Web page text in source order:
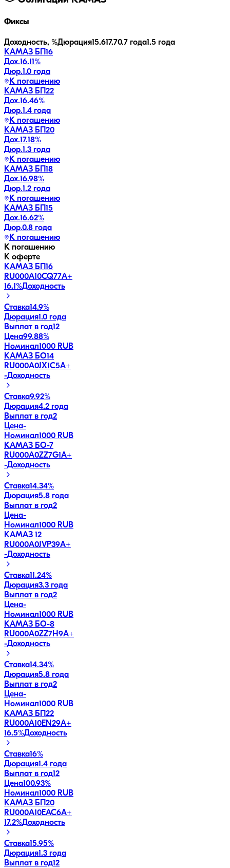
Фиксы
Доходность, %Дюрация15.617.70.7 года1.5 года
КАМАЗ БП16
Дох.16.11%
Дюр.1.0 года
К погашению
КАМАЗ БП22
Дох.16.46%
Дюр.1.4 года
К погашению
КАМАЗ БП20
Дох.17.18%
Дюр.1.3 года
К погашению
КАМАЗ БП18
Дох.16.98%
Дюр.1.2 года
К погашению
КАМАЗ БП15
Дох.16.62%
Дюр.0.8 года
К погашению
К погашению
К оферте
КАМАЗ БП16
RU000A10CQ77A+
16.1%Доходность
Ставка14.9%
Дюрация1.0 года
Выплат в год12
Цена99.88%
Номинал1000 RUB
КАМАЗ БО14
RU000A0JX1C5A+
-Доходность
Ставка9.92%
Дюрация4.2 года
Выплат в год2
Цена-
Номинал1000 RUB
КАМАЗ БО-7
RU000A0ZZ7G1A+
-Доходность
Ставка14.34%
Дюрация5.8 года
Выплат в год2
Цена-
Номинал1000 RUB
КАМАЗ 12
RU000A0JVP39A+
-Доходность
Ставка11.24%
Дюрация3.3 года
Выплат в год2
Цена-
Номинал1000 RUB
КАМАЗ БО-8
RU000A0ZZ7H9A+
-Доходность
Ставка14.34%
Дюрация5.8 года
Выплат в год2
Цена-
Номинал1000 RUB
КАМАЗ БП22
RU000A10EN29A+
16.5%Доходность
Ставка16%
Дюрация1.4 года
Выплат в год12
Цена100.93%
Номинал1000 RUB
КАМАЗ БП20
RU000A10EAC6A+
17.2%Доходность
Ставка15.95%
Дюрация1.3 года
Выплат в год12